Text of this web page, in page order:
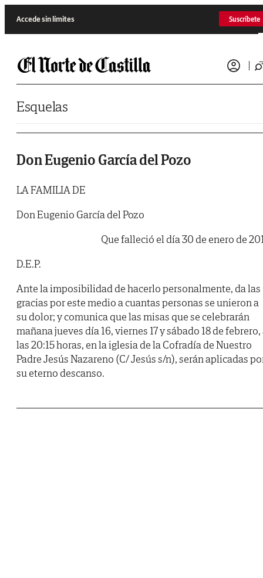
Accede sin límites Suscríbete
Esquelas
Don Eugenio García del Pozo
LA FAMILIA DE
Don Eugenio García del Pozo
Que falleció el día 30 de enero de
D.E.P.
Ante la imposibilidad de hacerlo personalmente, da las
gracias por este medio a cuantas personas se unieron a
su dolor; y comunica que las misas que se celebrarán
mañana jueves día 16, viernes 17 y sábado 18 de febrero,
las 20:15 horas, en la iglesia de la Cofradía de Nuestro
Padre Jesús Nazareno (C/ Jesús s/n), serán aplicadas
su eterno descanso.